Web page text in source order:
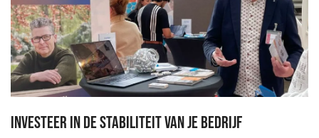
Investeer in de stabiliteit van je bedrijf